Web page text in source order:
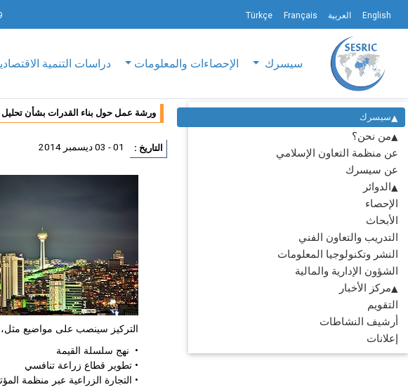
English العربية Français
Türkçe
09
سيسرك الإحصاءات والمعلومات دراسات التنمية
سيسرك
من نحن؟
عن منظمة التعاون الإسلامي
عن سيسرك
الدوائر
الإحصاء
الأبحاث
التدريب والتعاون الفني
النشر وتكنولوجيا المعلومات
الشؤون الإدارية والمالية
مركز الأخبار
التقويم
أرشيف النشاطات
إعلانات
ورشة عمل حول بناء القدرات بشأن تحليل
التاريخ : 01 - 03 ديسمبر 2014
التركيز سينصب على مواضيع
• نهج سلسلة القيمة
• تطوير قطاع زراعة تنافسي
• التجارة الزراعية عبر منظمة